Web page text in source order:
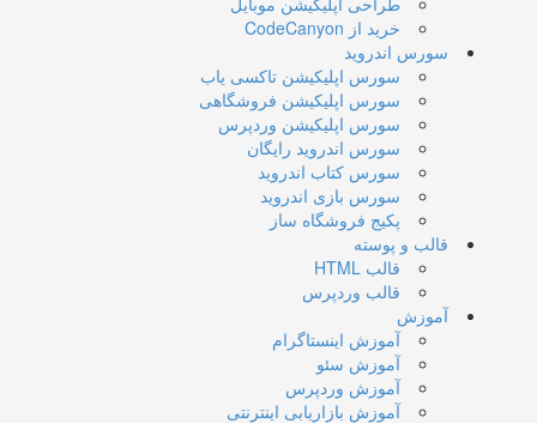
خرید از CodeCanyon
سورس اندروید
سورس اپلیکیشن تاکسی یاب
سورس اپلیکیشن فروشگاهی
سورس اپلیکیشن وردپرس
سورس اندروید رایگان
سورس کتاب اندروید
سورس بازی اندروید
پکیج فروشگاه ساز
قالب و پوسته
قالب HTML
قالب وردپرس
آموزش
آموزش اینستاگرام
آموزش سئو
آموزش وردپرس
آموزش بازاریابی اینترنتی